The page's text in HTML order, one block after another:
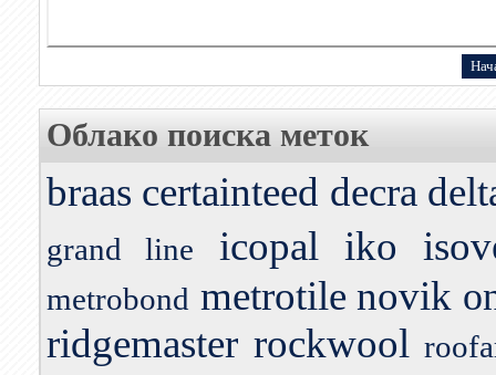
Облако поиска меток
braas certainteed decra
grand line icopal iko
metrobond metrotile novik
ridgemaster rockwool